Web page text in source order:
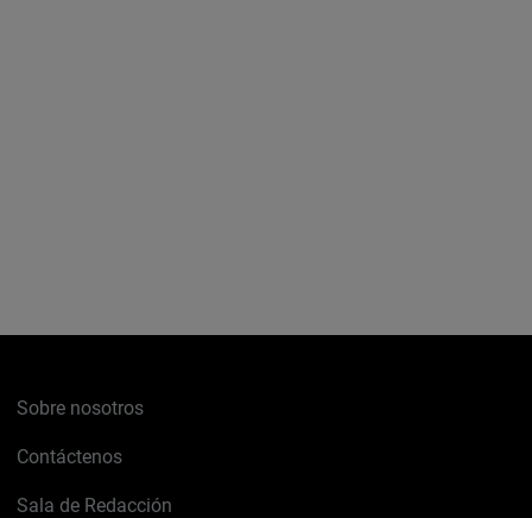
Sobre nosotros
Contáctenos
Sala de Redacción